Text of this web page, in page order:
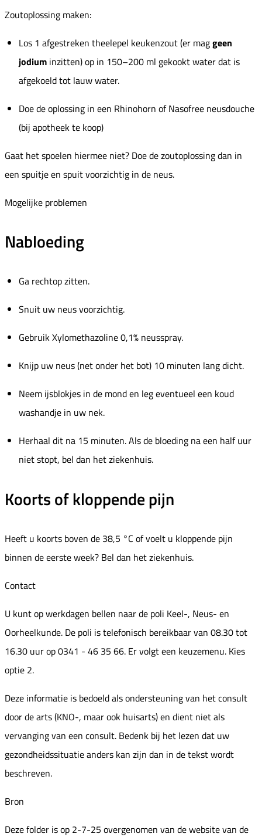
Zoutoplossing maken:
Los 1 afgestreken theelepel keukenzout (er maggeen
jodium inzitten) op in 150–200 ml gekookt water dat is
afgekoeld tot lauw water.
Doe de oplossing in een Rhinohorn of Nasofree neusdouche
(bij apotheek te koop)
Gaat het spoelen hiermee niet? Doe de zoutoplossing dan in
een spuitje en spuit voorzichtig in de neus.
Mogelijke problemen
Nabloeding
Ga rechtop zitten.
Snuit uw neus voorzichtig.
Gebruik Xylomethazoline 0,1% neusspray.
Knijp uw neus (net onder het bot) 10 minuten lang dicht.
Neem ijsblokjes in de mond en leg eventueel een koud
washandje in uw nek.
Herhaal dit na 15 minuten. Als de bloeding na een half uur
niet stopt, bel dan het ziekenhuis.
Koorts of kloppende pijn
Heeft u koorts boven de 38,5 °C of voelt u kloppende pijn
binnen de eerste week? Bel dan het ziekenhuis.
Contact
U kunt op werkdagen bellen naar de poli Keel-, Neus- en
Oorheelkunde. De poli is telefonisch bereikbaar van 08.30 tot
16.30 uur op 0341 - 46 35 66. Er volgt een keuzemenu. Kies
optie 2.
Deze informatie is bedoeld als ondersteuning van het consult
door de arts (KNO-, maar ook huisarts) en dient niet als
vervanging van een consult. Bedenk bij het lezen dat uw
gezondheidssituatie anders kan zijn dan in de tekst wordt
beschreven.
Bron
Deze folder is op 2-7-25 overgenomen van de website van de